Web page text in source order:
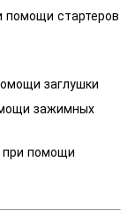
помощи стартеров
заглушки
зажимных
при помощи